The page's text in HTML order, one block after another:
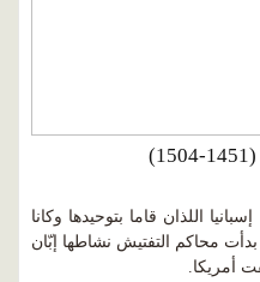
اللذان قاما بتوحيدها وكانا
بدأت محاكم التفتيش نشاطها إبّان
أمريكا.